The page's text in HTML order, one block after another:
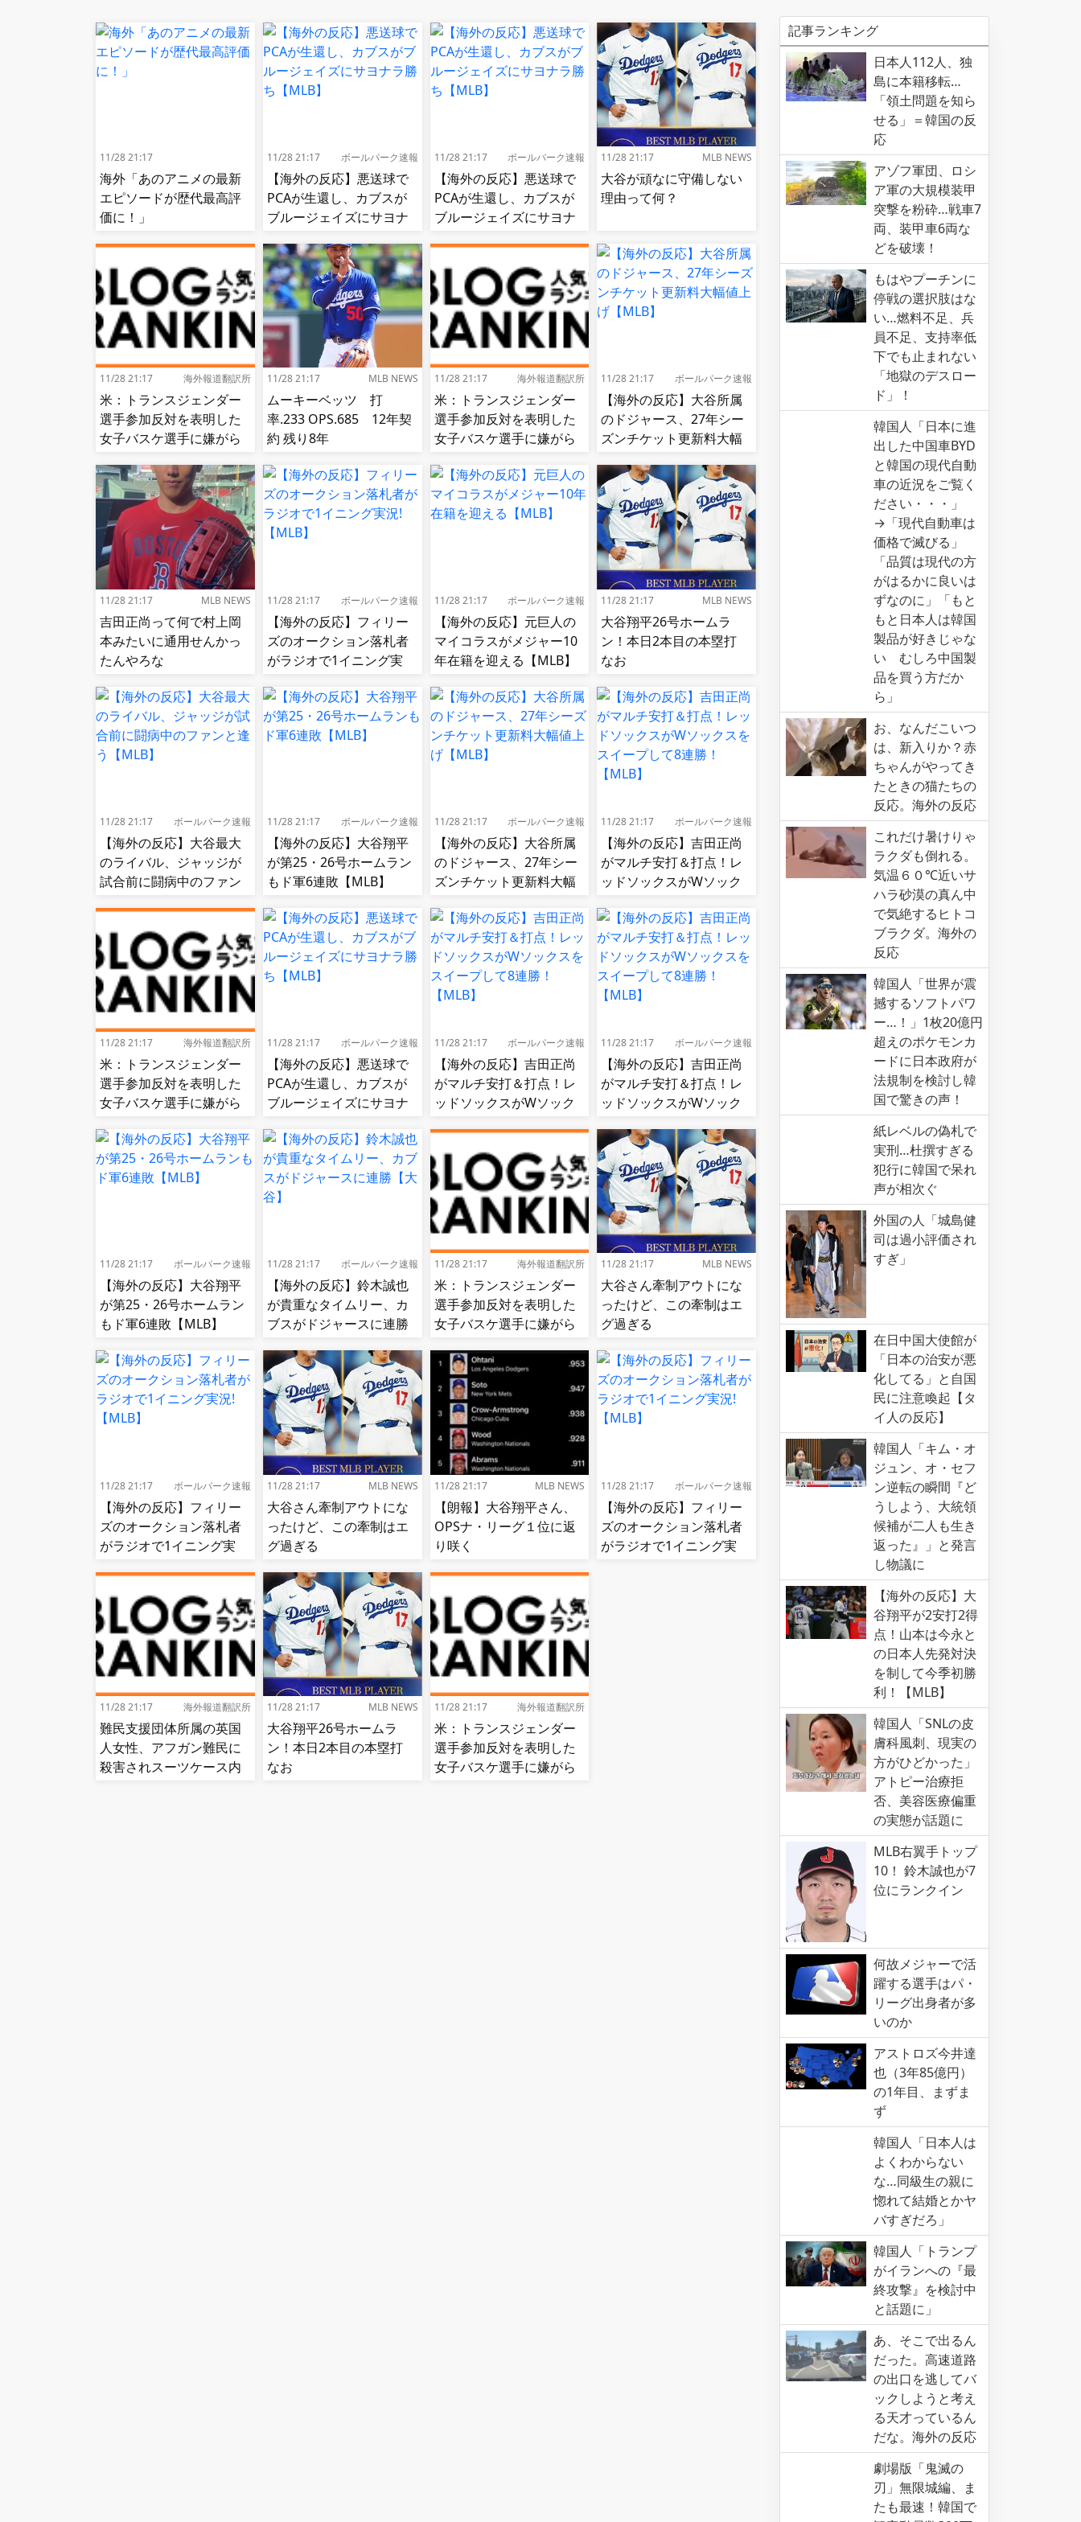
11/28 21:17
海外「あのアニメの最新
エピソードが歴代最高評
価に！」
11/28 21:17 ボールパーク速報
【海外の反応】悪送球で
PCAが生還し、カブスが
ブルージェイズにサヨナ
11/28 21:17 ボールパーク速報
【海外の反応】悪送球で
PCAが生還し、カブスが
ブルージェイズにサヨナ
11/28 21:17 MLB NEWS
大谷が頑なに守備しない
理由って何？
11/28 21:17 海外報道翻訳所
米：トランスジェンダー
選手参加反対を表明した
女子バスケ選手に嫌がら
（？）肘鉄を顔面に食ら
う[海外の反応]
11/28 21:17 MLB NEWS
ムーキーベッツ 打
率.233 OPS.685 12年契
約 残り8年
11/28 21:17 海外報道翻訳所
米：トランスジェンダー
選手参加反対を表明した
女子バスケ選手に嫌がら
（？）肘鉄を顔面に食ら
う[海外の反応]
11/28 21:17 ボールパーク速報
【海外の反応】大谷所属
のドジャース、27年シー
ズンチケット更新料大幅
11/28 21:17 MLB NEWS
吉田正尚って何で村上岡
本みたいに通用せんかっ
たんやろな
11/28 21:17 ボールパーク速報
【海外の反応】フィリー
ズのオークション落札者
がラジオで1イニング実
11/28 21:17 ボールパーク速報
【海外の反応】元巨人の
マイコラスがメジャー10
年在籍を迎える【MLB】
11/28 21:17 MLB NEWS
大谷翔平26号ホームラ
ン！本日2本目の本塁打
なお
11/28 21:17 ボールパーク速報
【海外の反応】大谷最大
のライバル、ジャッジが
試合前に闘病中のファン
11/28 21:17 ボールパーク速報
【海外の反応】大谷翔平
が第25・26号ホームラン
もド軍6連敗【MLB】
11/28 21:17 ボールパーク速報
【海外の反応】大谷所属
のドジャース、27年シー
ズンチケット更新料大幅
11/28 21:17 ボールパーク速報
【海外の反応】吉田正尚
がマルチ安打＆打点！レ
ッドソックスがWソック
【MLB】
11/28 21:17 海外報道翻訳所
米：トランスジェンダー
選手参加反対を表明した
女子バスケ選手に嫌がら
（？）肘鉄を顔面に食ら
う[海外の反応]
11/28 21:17 ボールパーク速報
【海外の反応】悪送球で
PCAが生還し、カブスが
ブルージェイズにサヨナ
11/28 21:17 ボールパーク速報
【海外の反応】吉田正尚
がマルチ安打＆打点！レ
ッドソックスがWソック
11/28 21:17 ボールパーク速報
【海外の反応】吉田正尚
がマルチ安打＆打点！レ
ッドソックスがWソック
【MLB】
11/28 21:17 ボールパーク速報
【海外の反応】大谷翔平
が第25・26号ホームラン
もド軍6連敗【MLB】
11/28 21:17 ボールパーク速報
【海外の反応】鈴木誠也
が貴重なタイムリー、カ
ブスがドジャースに連勝
11/28 21:17 海外報道翻訳所
米：トランスジェンダー
選手参加反対を表明した
女子バスケ選手に嫌がら
（？）肘鉄を顔面に食ら
う[海外の反応]
11/28 21:17 MLB NEWS
大谷さん牽制アウトにな
ったけど、この牽制はエ
グ過ぎる
11/28 21:17 ボールパーク速報
【海外の反応】フィリー
ズのオークション落札者
がラジオで1イニング実
11/28 21:17 MLB NEWS
大谷さん牽制アウトにな
ったけど、この牽制はエ
グ過ぎる
11/28 21:17 MLB NEWS
【朗報】大谷翔平さん、
OPSナ・リーグ１位に返
り咲く
11/28 21:17 ボールパーク速報
【海外の反応】フィリー
ズのオークション落札者
がラジオで1イニング実
11/28 21:17 海外報道翻訳所
難民支援団体所属の英国
人女性、アフガン難民に
殺害されスーツケース内
11/28 21:17 MLB NEWS
大谷翔平26号ホームラ
ン！本日2本目の本塁打
なお
11/28 21:17 海外報道翻訳所
米：トランスジェンダー
選手参加反対を表明した
女子バスケ選手に嫌がら
記事ランキング
日本人112人、独
島に本籍移転…
「領土問題を知ら
せる」＝韓国の反
応
アゾフ軍団、ロシ
ア軍の大規模装甲
突撃を粉砕…戦車7
両、装甲車6両な
どを破壊！
もはやプーチンに
停戦の選択肢はな
い…燃料不足、兵
員不足、支持率低
下でも止まれない
「地獄のデスロー
ド」！
韓国人「日本に進
出した中国車BYD
と韓国の現代自動
車の近況をご覧く
ださい・・・」
→「現代自動車は
価格で滅びる」
「品質は現代の方
がはるかに良いは
ずなのに」「もと
もと日本人は韓国
製品が好きじゃな
い むしろ中国製
品を買う方だか
ら」
お、なんだこいつ
は、新入りか？赤
ちゃんがやってき
たときの猫たちの
反応。海外の反応
これだけ暑けりゃ
ラクダも倒れる。
気温６０℃近いサ
ハラ砂漠の真ん中
で気絶するヒトコ
ブラクダ。海外の
反応
韓国人「世界が震
撼するソフトパワ
ー…！」1枚20億円
超えのポケモンカ
ードに日本政府が
法規制を検討し韓
国で驚きの声！
紙レベルの偽札で
実刑…杜撰すぎる
犯行に韓国で呆れ
声が相次ぐ
外国の人「城島健
司は過小評価され
すぎ」
在日中国大使館が
「日本の治安が悪
化してる」と自国
民に注意喚起【タ
イ人の反応】
韓国人「キム・オ
ジュン、オ・セフ
ン逆転の瞬間『ど
うしよう、大統領
候補が二人も生き
返った』」と発言
し物議に
【海外の反応】大
谷翔平が2安打2得
点！山本は今永と
の日本人先発対決
を制して今季初勝
利！【MLB】
韓国人「SNLの皮
膚科風刺、現実の
方がひどかった」
アトピー治療拒
否、美容医療偏重
の実態が話題に
MLB右翼手トップ
10！ 鈴木誠也が7
位にランクイン
何故メジャーで活
躍する選手はパ・
リーグ出身者が多
いのか
アストロズ今井達
也（3年85億円）
の1年目、まずま
ず
韓国人「日本人は
よくわからない
な…同級生の親に
惚れて結婚とかヤ
バすぎだろ」
韓国人「トランプ
がイランへの『最
終攻撃』を検討中
と話題に」
あ、そこで出るん
だった。高速道路
の出口を逃してバ
ックしようと考え
る天才っているん
だな。海外の反応
劇場版「鬼滅の
刃」無限城編、ま
たも最速！韓国で